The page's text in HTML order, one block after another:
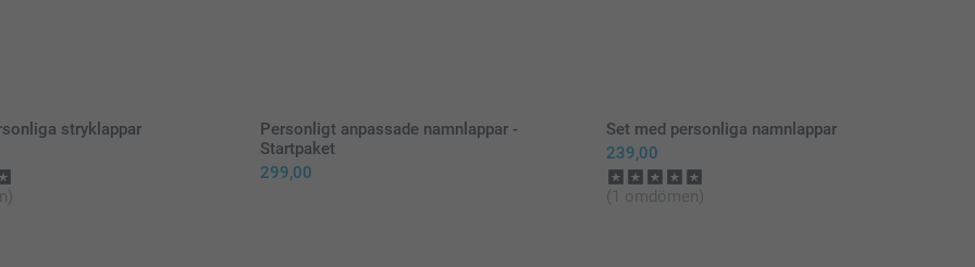
stryklappar
Personligt anpassade namnlappar -
Startpaket
299,00
Set med personliga namnlappar
239,00
(1 omdömen)